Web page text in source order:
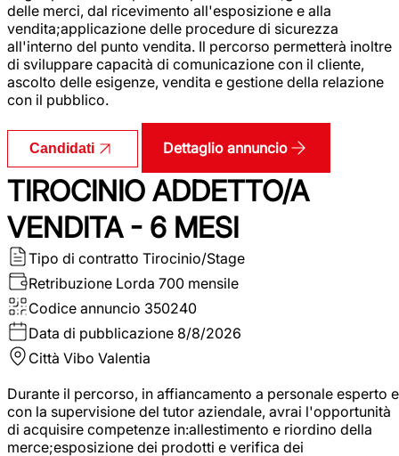
delle merci, dal ricevimento all'esposizione e alla
vendita;applicazione delle procedure di sicurezza
all'interno del punto vendita. Il percorso permetterà inoltre
di sviluppare capacità di comunicazione con il cliente,
ascolto delle esigenze, vendita e gestione della relazione
con il pubblico.
Candidati Dettaglio annuncio
TIROCINIO ADDETTO/A
VENDITA - 6 MESI
Tipo di contratto Tirocinio/Stage
Retribuzione Lorda 700 mensile
Codice annuncio 350240
Data di pubblicazione 8/8/2026
Città Vibo Valentia
Durante il percorso, in affiancamento a personale esperto e
con la supervisione del tutor aziendale, avrai l'opportunità
di acquisire competenze in:allestimento e riordino della
merce;esposizione dei prodotti e verifica dei